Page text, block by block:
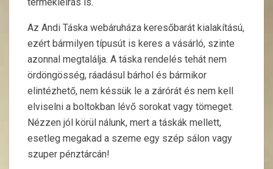
termékleírás is.
Az Andi Táska webáruháza keresőbarát kialakítású,
ezért bármilyen típusút is keres a vásárló, szinte
azonnal megtalálja. A táska rendelés tehát nem
ördöngösség, ráadásul bárhol és bármikor
elintézhető, nem késsük le a zárórát és nem kell
elviselni a boltokban lévő sorokat vagy tömeget.
Nézzen jól körül nálunk, mert a táskák mellett,
esetleg megakad a szeme egy szép sálon vagy
szuper pénztárcán!